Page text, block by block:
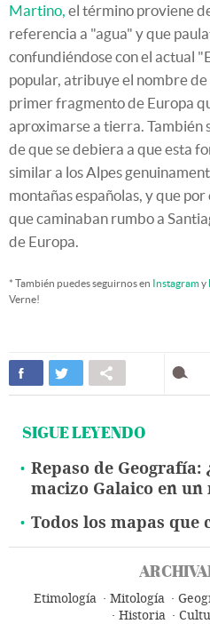
Martino, el término proviene
referencia a "agua" y que
confundiéndose con el actual
popular, atribuye el nombre
primer fragmento de Europa
aproximarse a tierra. También
de que se debiera a que esta
similar a los Alpes
montañas españolas, y que
que caminaban rumbo a
de Europa.
* También puedes seguirnos en Instagramy
Verne!
SIGUE LEYENDO
Repaso de Geografía:
macizo Galaico en un
Todos los mapas que
Etimología Mitología
Historia